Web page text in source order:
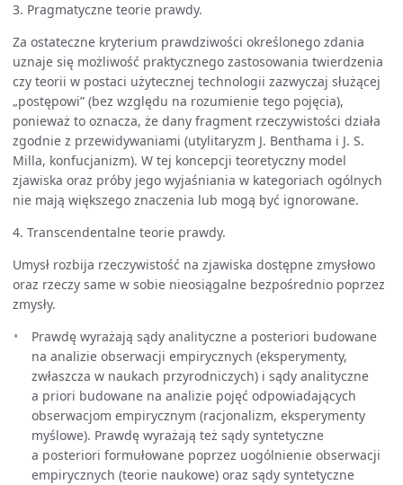
3. Pragmatyczne teorie prawdy.
Za ostateczne kryterium prawdziwości określonego zdania
uznaje się możliwość praktycznego zastosowania twierdzenia
czy teorii w postaci użytecznej technologii zazwyczaj służącej
„postępowi” (bez względu na rozumienie tego pojęcia),
ponieważ to oznacza, że dany fragment rzeczywistości działa
zgodnie z przewidywaniami (utylitaryzm J. Benthama i J. S.
Milla, konfucjanizm). W tej koncepcji teoretyczny model
zjawiska oraz próby jego wyjaśniania w kategoriach ogólnych
nie mają większego znaczenia lub mogą być ignorowane.
4. Transcendentalne teorie prawdy.
Umysł rozbija rzeczywistość na zjawiska dostępne zmysłowo
oraz rzeczy same w sobie nieosiągalne bezpośrednio poprzez
zmysły.
Prawdę wyrażają sądy analityczne a posteriori budowane
na analizie obserwacji empirycznych (eksperymenty,
zwłaszcza w naukach przyrodniczych) i sądy analityczne
a priori budowane na analizie pojęć odpowiadających
obserwacjom empirycznym (racjonalizm, eksperymenty
myślowe). Prawdę wyrażają też sądy syntetyczne
a posteriori formułowane poprzez uogólnienie obserwacji
empirycznych (teorie naukowe) oraz sądy syntetyczne